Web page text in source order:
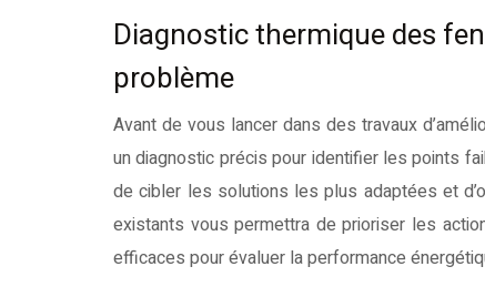
Diagnostic thermique des
problème
Avant de vous lancer dans des travaux
un diagnostic précis pour identifier les points
de cibler les solutions les plus adaptées et
existants vous permettra de prioriser les
efficaces pour évaluer la performance